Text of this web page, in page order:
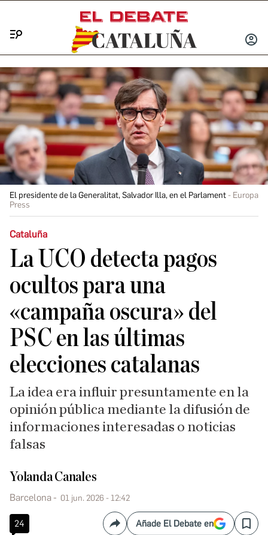
INICIAR
El presidente de la Generalitat, Salvador Illa, en el Parlament
Europa
Press
Cataluña
La UCO detecta pagos
ocultos para una
«campaña oscura» del
PSC en las últimas
elecciones catalanas
La idea era influir presuntamente en la
opinión pública mediante la difusión de
informaciones interesadas o noticias
falsas
Yolanda Canales
Barcelona 01 jun. 2026 - 12:42
24 CompartirAñade El Debate en Save